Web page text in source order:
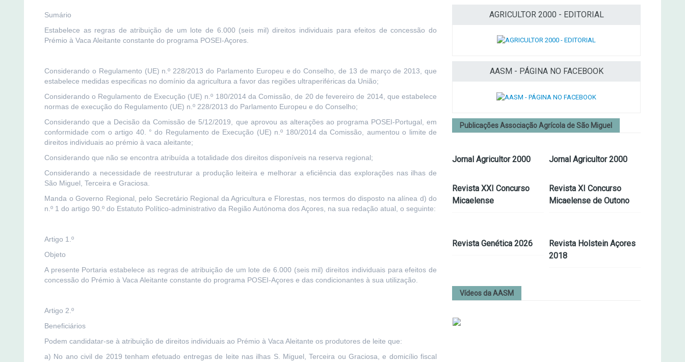
Sumário
Estabelece as regras de atribuição de um lote de 6.000 (seis mil) direitos individuais para efeitos de concessão do
Prémio à Vaca Aleitante constante do programa POSEI-Açores.
Considerando o Regulamento (UE) n.º 228/2013 do Parlamento Europeu e do Conselho, de 13 de março de 2013, que
estabelece medidas especificas no domínio da agricultura a favor das regiões ultraperiféricas da União;
Considerando o Regulamento de Execução (UE) n.º 180/2014 da Comissão, de 20 de fevereiro de 2014, que estabelece
normas de execução do Regulamento (UE) n.º 228/2013 do Parlamento Europeu e do Conselho;
Considerando que a Decisão da Comissão de 5/12/2019, que aprovou as alterações ao programa POSEI-Portugal, em
conformidade com o artigo 40. ° do Regulamento de Execução (UE) n.º 180/2014 da Comissão, aumentou o limite de
direitos individuais ao prémio à vaca aleitante;
Considerando que não se encontra atribuída a totalidade dos direitos disponíveis na reserva regional;
Considerando a necessidade de reestruturar a produção leiteira e melhorar a eficiência das explorações nas ilhas de
São Miguel, Terceira e Graciosa.
Manda o Governo Regional, pelo Secretário Regional da Agricultura e Florestas, nos termos do disposto na alínea d) do
n.º 1 do artigo 90.º do Estatuto Político-administrativo da Região Autónoma dos Açores, na sua redação atual, o seguinte:
Artigo 1.º
Objeto
A presente Portaria estabelece as regras de atribuição de um lote de 6.000 (seis mil) direitos individuais para efeitos de
concessão do Prémio à Vaca Aleitante constante do programa POSEI-Açores e das condicionantes à sua utilização.
Artigo 2.º
Beneficiários
Podem candidatar-se à atribuição de direitos individuais ao Prémio à Vaca Aleitante os produtores de leite que:
a) No ano civil de 2019 tenham efetuado entregas de leite nas ilhas S. Miguel, Terceira ou Graciosa, e domicílio fiscal
AGRICULTOR 2000 - EDITORIAL
AASM - PÁGINA NO FACEBOOK
Publicações Associação Agrícola de São Miguel
Jornal Agricultor 2000 Jornal Agricultor 2000
Revista XXI Concurso
Micaelense
Revista XI Concurso
Micaelense de Outono
Revista Genética 2026
Revista Holstein Açores
2018
Vídeos da AASM